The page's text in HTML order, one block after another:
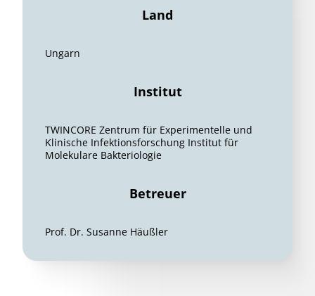
Land
Ungarn
Institut
TWINCORE Zentrum für Experimentelle und
Klinische Infektionsforschung Institut für
Molekulare Bakteriologie
Betreuer
Prof. Dr. Susanne Häußler